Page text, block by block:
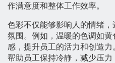
作满意度和整体工作效率。
色彩不仅能够影响人的情绪
氛围。例如，温暖的色调如
感，提升员工的活力和创造
帮助员工保持冷静，减少压力